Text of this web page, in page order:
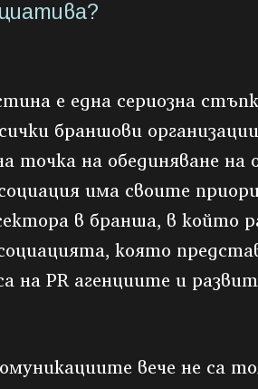
е една сериозна
браншови
точка на обединяване
има своите
в бранша, в който
която
на PR агенциите и
вече не са